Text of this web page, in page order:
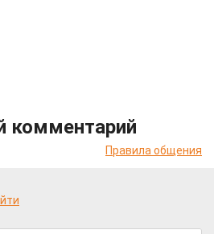
комментарий
Правила общения